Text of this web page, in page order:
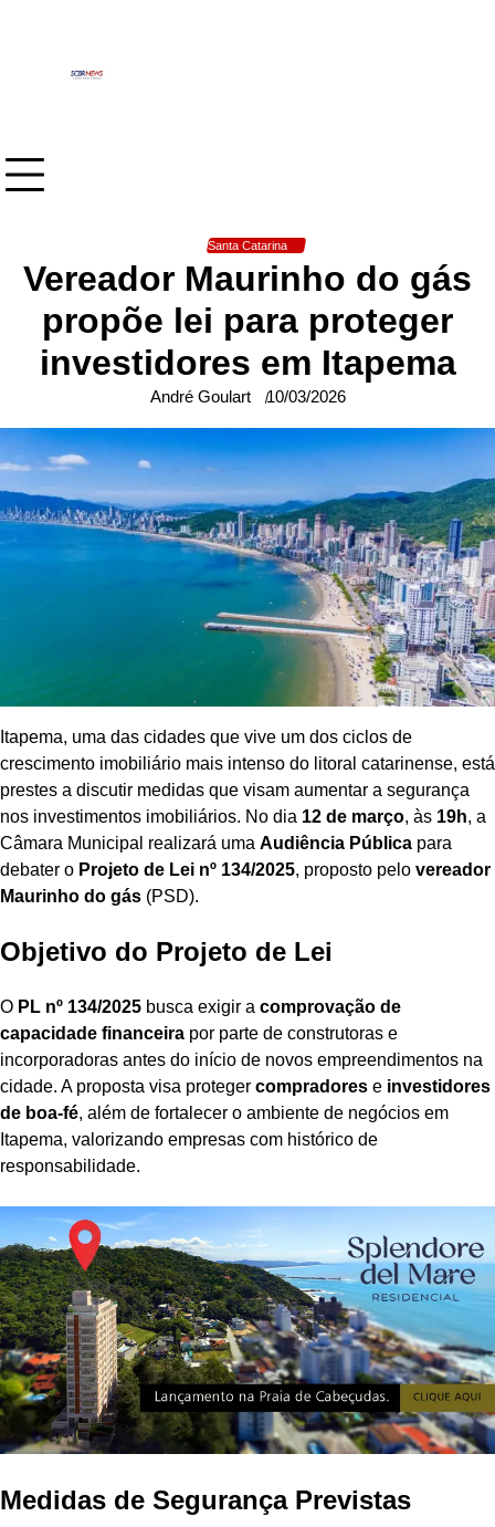
Santa Catarina
Vereador Maurinho do gás
propõe lei para proteger
investidores em Itapema
André Goulart 10/03/2026
Itapema, uma das cidades que vive um dos ciclos de
crescimento imobiliário mais intenso do litoral catarinense, está
prestes a discutir medidas que visam aumentar a segurança
nos investimentos imobiliários. No dia 12 de março, às 19h, a
Câmara Municipal realizará uma Audiência Pública para
debater o Projeto de Lei nº 134/2025, proposto pelo vereador
Maurinho do gás (PSD).
Objetivo do Projeto de Lei
O PL nº 134/2025 busca exigir a comprovação de
capacidade financeira por parte de construtoras e
incorporadoras antes do início de novos empreendimentos na
cidade. A proposta visa proteger compradores e investidores
de boa-fé, além de fortalecer o ambiente de negócios em
Itapema, valorizando empresas com histórico de
responsabilidade.
Medidas de Segurança Previstas